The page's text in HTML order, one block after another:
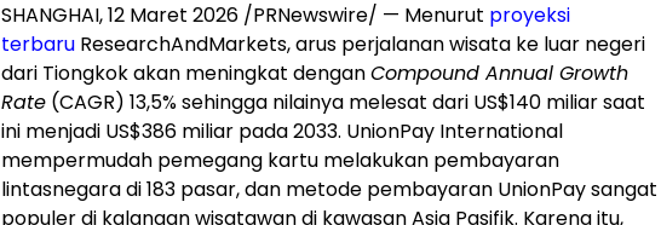
SHANGHAI, 12 Maret 2026 /PRNewswire/ — Menurut proyeksi
terbaru ResearchAndMarkets, arus perjalanan wisata ke luar negeri
dari Tiongkok akan meningkat denganCompound Annual Growth
Rate (CAGR) 13,5% sehingga nilainya melesat dari US$140 miliar saat
ini menjadi US$386 miliar pada 2033. UnionPay International
mempermudah pemegang kartu melakukan pembayaran
lintasnegara di 183 pasar, dan metode pembayaran UnionPay sangat
populer di kalangan wisatawan di kawasan Asia Pasifik. Karena itu,